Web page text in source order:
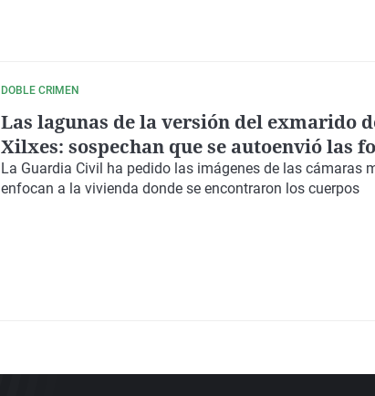
DOBLE CRIMEN
Las lagunas de la versión del exmarido
Xilxes: sospechan que se autoenvió las
cadáveres
La Guardia Civil ha pedido las imágenes de las cámaras
enfocan a la vivienda donde se encontraron los cuerpos